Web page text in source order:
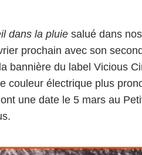
dans la pluie salué dans
prochain avec son
bannière du label Vicious
couleur électrique plus
une date le 5 mars au